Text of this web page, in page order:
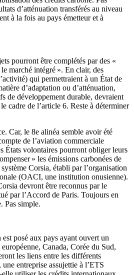
d’atténuation transférés au niveau
à la fois au pays émetteur et à
pourront être complétés par des «
marché intégré ». En clair, des
qui permettraient à un État de
d’adaptation ou d’atténuation,
de développement durable, devraient
cadre de l’article 6. Reste à déterminer
Car, le 8e alinéa semble avoir été
de l’aviation commerciale
États volontaires pourront obliger leurs
» les émissions carbonées de
Corsia, établi par l’organisation
(OACI, une institution onusienne).
devront être reconnus par le
par l’Accord de Paris. Toujours en
Pas simple.
posé aux pays ayant ouvert un
Canada, Corée du Sud,
les liens entre les différents
entreprise assujettie à l’ETS